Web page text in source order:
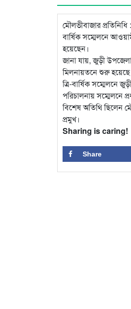
মৌলভীবাজার
বার্ষিক সম্মেলনে
হয়েছেন।
জানা যায়, জুড়ী
মিলনায়তনে শুরু
ত্রি-বার্ষিক সম্মেলনে
পরিচালনায় সম্মেলনে
বিশেষ অতিথি ছিলেন
প্রমুখ।
Sharing is caring!
Share